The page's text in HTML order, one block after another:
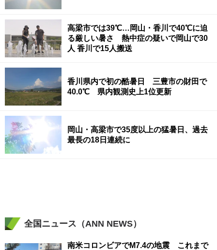
高梁市では39℃…岡山・香川で40℃に迫
る厳しい暑さ 熱中症の疑いで岡山で30
人 香川で15人搬送
香川県内で初の酷暑日 三豊市の財田で
40.0℃ 県内観測史上1位更新
岡山・高梁市で35度以上の猛暑日、過去
最長の18日連続に
全国ニュース（ANN NEWS）
南米コロンビアでM7.4の地震 これまで